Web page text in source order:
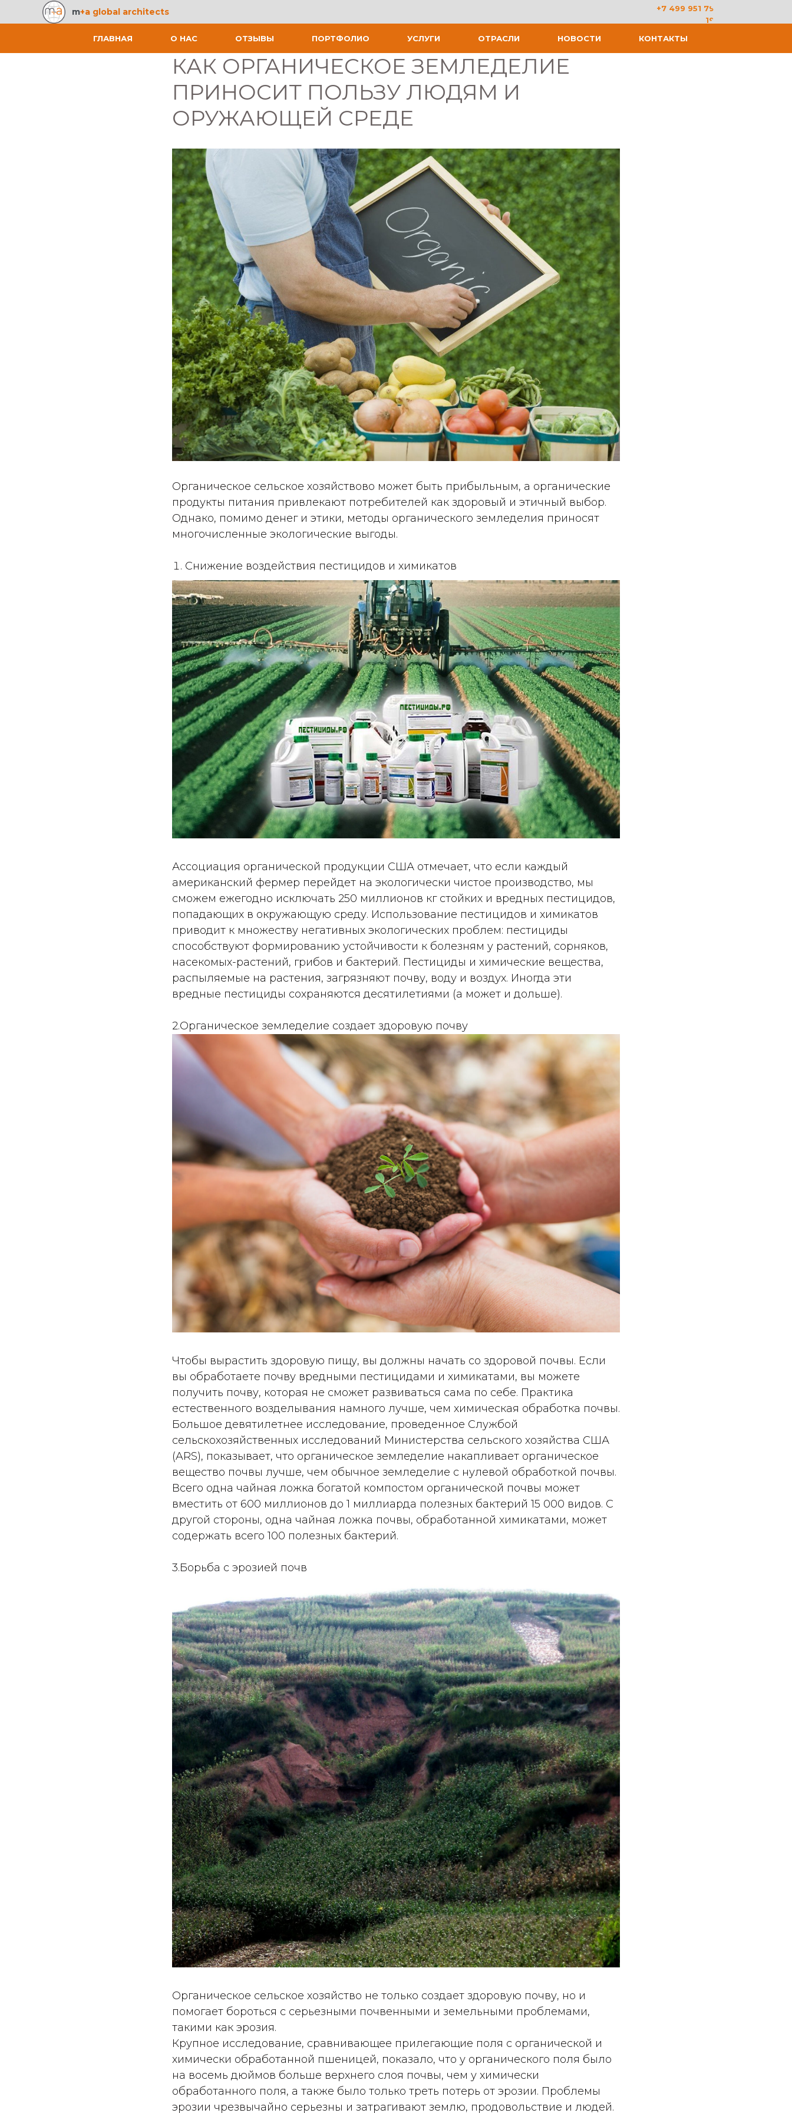
m+a global architects
+7 499 951 79
19
ГЛАВНАЯ
О НАС ОТЗЫВЫ ПОРТФОЛИО УСЛУГИ ОТРАСЛИ НОВОСТИ КОНТАКТЫ
КАК ОРГАНИЧЕСКОЕ ЗЕМЛЕДЕЛИЕ
ПРИНОСИТ ПОЛЬЗУ ЛЮДЯМ И
ОРУЖАЮЩЕЙ СРЕДЕ
Органическое сельское хозяйствово может быть прибыльным, а органические
продукты питания привлекают потребителей как здоровый и этичный выбор.
Однако, помимо денег и этики, методы органического земледелия приносят
многочисленные экологические выгоды.
Снижение воздействия пестицидов и химикатов
Ассоциация органической продукции США отмечает, что если каждый
американский фермер перейдет на экологически чистое производство, мы
сможем ежегодно исключать 250 миллионов кг стойких и вредных пестицидов,
попадающих в окружающую среду. Использование пестицидов и химикатов
приводит к множеству негативных экологических проблем: пестициды
способствуют формированию устойчивости к болезням у растений, сорняков,
насекомых-растений, грибов и бактерий. Пестициды и химические вещества,
распыляемые на растения, загрязняют почву, воду и воздух. Иногда эти
вредные пестициды сохраняются десятилетиями (а может и дольше).
2.Органическое земледелие создает здоровую почву
Чтобы вырастить здоровую пищу, вы должны начать со здоровой почвы. Если
вы обработаете почву вредными пестицидами и химикатами, вы можете
получить почву, которая не сможет развиваться сама по себе. Практика
естественного возделывания намного лучше, чем химическая обработка почвы.
Большое девятилетнее исследование, проведенное Службой
сельскохозяйственных исследований Министерства сельского хозяйства США
(ARS), показывает, что органическое земледелие накапливает органическое
вещество почвы лучше, чем обычное земледелие с нулевой обработкой почвы.
Всего одна чайная ложка богатой компостом органической почвы может
вместить от 600 миллионов до 1 миллиарда полезных бактерий 15 000 видов. С
другой стороны, одна чайная ложка почвы, обработанной химикатами, может
содержать всего 100 полезных бактерий.
3.Борьба с эрозией почв
Органическое сельское хозяйство не только создает здоровую почву, но и
помогает бороться с серьезными почвенными и земельными проблемами,
такими как эрозия.
Крупное исследование, сравнивающее прилегающие поля с органической и
химически обработанной пшеницей, показало, что у органического поля было
на восемь дюймов больше верхнего слоя почвы, чем у химически
обработанного поля, а также было только треть потерь от эрозии. Проблемы
эрозии чрезвычайно серьезны и затрагивают землю, продовольствие и людей.